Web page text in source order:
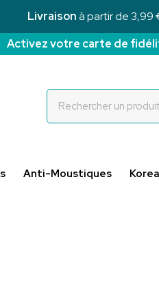
Livraisonà partir de 3,99
Activez votre carte de
Anti-Moustiques